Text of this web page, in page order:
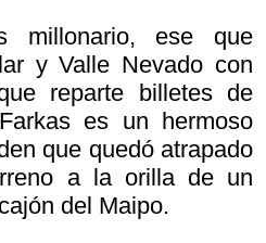
millonario, ese que
y Valle Nevado con
reparte billetes de
es un hermoso
que quedó atrapado
a la orilla de un
del Maipo.